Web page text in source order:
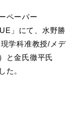
ペーパー
」にて、水野勝
学科准教授/メデ
と金氏徹平氏
た。